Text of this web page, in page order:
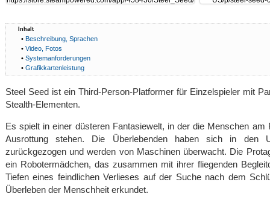
Inhalt
•Beschreibung, Sprachen
•Video, Fotos
•Systemanforderungen
•Grafikkartenleistung
Steel Seed ist ein Third-Person-Platformer für Einzelspieler mit
Stealth-Elementen.
Es spielt in einer düsteren Fantasiewelt, in der die Menschen am
Ausrottung stehen. Die Überlebenden haben sich in den
zurückgezogen und werden von Maschinen überwacht. Die
ein Robotermädchen, das zusammen mit ihrer fliegenden
Tiefen eines feindlichen Verlieses auf der Suche nach dem
Überleben der Menschheit erkundet.